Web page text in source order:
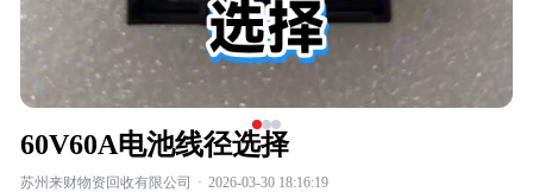
60V60A电池线径选择
苏州来财物资回收有限公司 · 2026-03-30 18:16:19